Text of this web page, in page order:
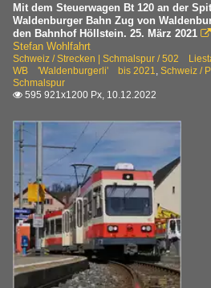
Mit dem Steuerwagen Bt 120 an der
Waldenburger Bahn Zug von
den Bahnhof Höllstein. 25. März 2021 
Stefan Wohlfahrt
Schweiz / Strecken | Schmalspur / 502
WB 'Waldenburgerli' bis 2021
Schweiz /
Schmalspur
 595 921x1200 Px, 10.12.2022